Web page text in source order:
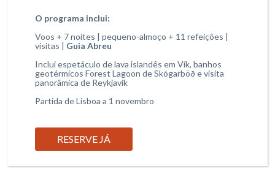
O programa inclui:
Voos + 7 noites | pequeno-almoço + 11 refeições |
visitas | Guia Abreu
Inclui espetáculo de lava islandês em Vík, banhos
geotérmicos Forest Lagoon de Skógarböð e visita
panorâmica de Reykjavik
Partida de Lisboa a 1 novembro
RESERVE JÁ